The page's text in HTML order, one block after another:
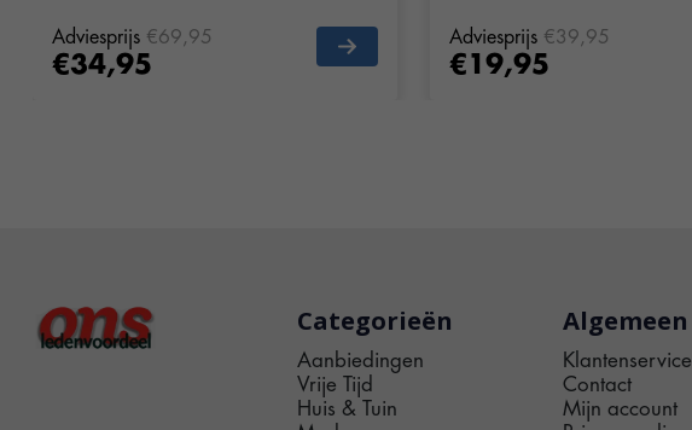
Adviesprijs €69,95
€34,95
Adviesprijs €39,95
€19,95
Categorieën
Aanbiedingen
Vrije Tijd
Huis & Tuin
Algemeen
Klantenservice
Contact
Mijn account